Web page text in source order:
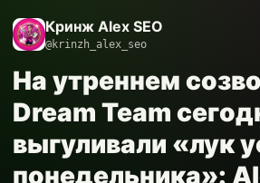
Кринж Alex SEO
@krinzh_alex_seo
На утреннем
Dream Team
выгуливали «лук
понедельника»: